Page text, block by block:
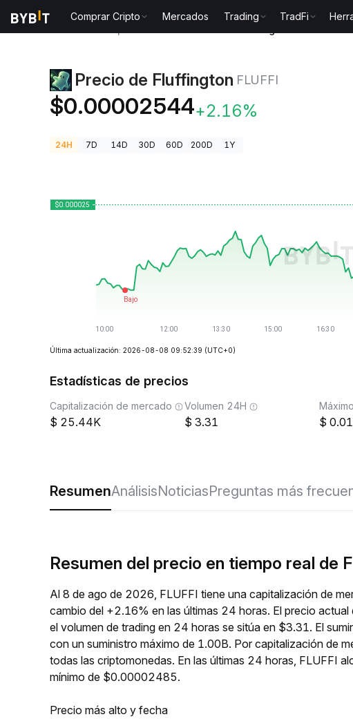
Comprar Cripto Mercados Trading TradFi
Precio de Fluffington FLUFFI
$0.00002544+2.16%
24H 7D 14D 30D 60D 200D 1Y
Última actualización: 2026-08-08 09:52:39 (UTC+0)
Estadísticas de precios
Capitalización de mercado
25.44K
Volumen 24H
3.31
ResumenAnálisisNoticiasPreguntas más
Resumen del precio en tiempo real de
Al 8 de ago de 2026, FLUFFI tiene una capitalización de
cambio del +2.16% en las últimas 24 horas. El precio
el volumen de trading en 24 horas se sitúa en $3.31. El
con un suministro máximo de 1.00B. Por capitalización de
todas las criptomonedas. En las últimas 24 horas, FLUFFI
mínimo de $0.00002485.
Precio más alto y fecha